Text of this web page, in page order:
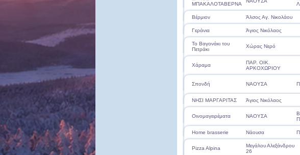
ΜΠΑΚΑΛΟΤΑΒΕΡΝΑ
Βέρμιον Άλσος Αγ. Νικολάου
Γεράνια Άγιος Νικόλαος
Το Βαγονάκι του
Πετράκι
Χώρας Νερό
Χάραμα
ΠΑΡ. ΟΙΚ.
ΑΡΚΟΧΩΡΙΟΥ
Σπονδή ΝΑΟΥΣΑ
ΝΗΣΙ ΜΑΡΓΑΡΙΤΑΣ Άγιος Νικόλαος
Οινομαγειρέματα ΝΑΟΥΣΑ
Home brasserie Νάουσα
Pizza Alpina
Μεγάλου Αλεξάνδρου
26